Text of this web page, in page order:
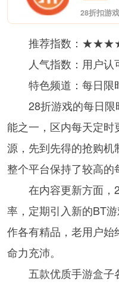
推荐指数：
人气指数：用户认
特色频道：每日限
28折游戏的每日
能之一，区内每天定
源，先到先得的抢购
整个平台保持了较高的
在内容更新方面，
率，定期引入新的BT
作各有精品，老用户始
命力充沛。
五款优质手游盒